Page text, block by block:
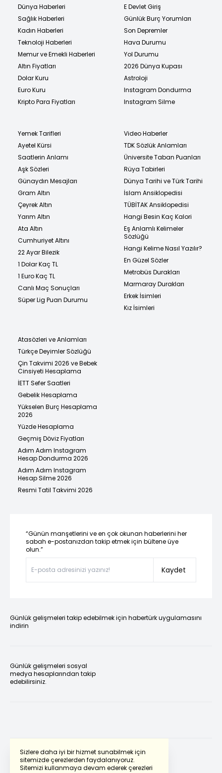
Sizlere daha iyi bir hizmet sunabilmek için
sitemizde çerezlerden faydalanıyoruz.
Sitemizi kullanmaya devam ederek çerezleri
Dünya Haberleri
Sağlık Haberleri
Kadın Haberleri
Teknoloji Haberleri
Memur ve Emekli Haberleri
Altın Fiyatları
Dolar Kuru
Euro Kuru
Kripto Para Fiyatları
E Devlet Giriş
Günlük Burç Yorumları
Son Depremler
Hava Durumu
Yol Durumu
2026 Dünya Kupası
Astroloji
Instagram Dondurma
Instagram Silme
Yemek Tarifleri
Ayetel Kürsi
Saatlerin Anlamı
Aşk Sözleri
Günaydın Mesajları
Gram Altın
Çeyrek Altın
Yarım Altın
Ata Altın
Cumhuriyet Altını
22 Ayar Bilezik
1 Dolar Kaç TL
1 Euro Kaç TL
Canlı Maç Sonuçları
Süper Lig Puan Durumu
Video Haberler
TDK Sözlük Anlamları
Üniversite Taban Puanları
Rüya Tabirleri
Dünya Tarihi ve Türk Tarihi
İslam Ansiklopedisi
TÜBİTAK Ansiklopedisi
Hangi Besin Kaç Kalori
Eş Anlamlı Kelimeler
Sözlüğü
Hangi Kelime Nasıl Yazılır?
En Güzel Sözler
Metrobüs Durakları
Marmaray Durakları
Erkek İsimleri
Kız İsimleri
Atasözleri ve Anlamları
Türkçe Deyimler Sözlüğü
Çin Takvimi 2026 ve Bebek
Cinsiyeti Hesaplama
İETT Sefer Saatleri
Gebelik Hesaplama
Yükselen Burç Hesaplama
2026
Yüzde Hesaplama
Geçmiş Döviz Fiyatları
Adım Adım Instagram
Hesap Dondurma 2026
Adım Adım Instagram
Hesap Silme 2026
Resmi Tatil Takvimi 2026
“Günün manşetlerini ve en çok okunan haberlerini her
sabah e-postanızdan takip etmek için bültene üye
olun.”
Kaydet
Günlük gelişmeleri takip edebilmek için habertürk uygulamasını
indirin
Günlük gelişmeleri sosyal
medya hesaplarından takip
edebilirsiniz.